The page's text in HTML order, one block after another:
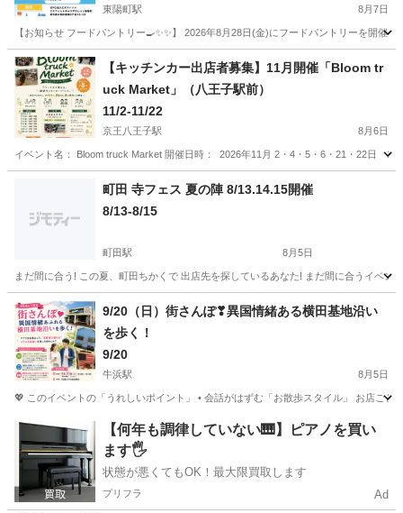
東陽町駅 8月7日
【お知らせ フードパントリー🍳✨✨】 2026年8月28日(金)にフードパントリーを開
東京 江東区 東陽町駅 地域/お祭り フードパントリー
【キッチンカー出店者募集】11月開催「Bloom tr
uck Market」（八王子駅前）
11/2-11/22
京王八王子駅 8月6日
イベント名： Bloom truck Market 開催日時： 2026年11月 2・4・5・6・21・22日
京王八王子駅 地域/お祭り Bloom
町田 寺フェス 夏の陣 8/13.14.15開催
8/13-8/15
町田駅 8月5日
まだ間に合う! この夏、町田ちかくで 出店先を探しているあなた! まだ間に合うイベ
東京 町田市 町田駅 地域/お祭り フェス
9/20（日）街さんぽ❣異国情緒ある横田基地沿い
を歩く！
9/20
牛浜駅 8月5日
💖 このイベントの「うれしいポイント」 • 会話がはずむ「お散歩スタイル」 お店ご
東京 福生市 牛浜駅 地域/お祭り アメリカン雑貨
【何年も調律していない🎹】ピアノを買い
ます🖐️
状態が悪くてもOK！最大限買取します
プリフラ Ad